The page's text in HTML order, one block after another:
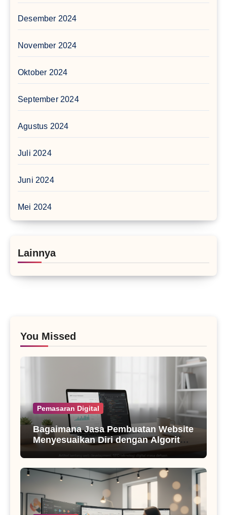
Desember 2024
November 2024
Oktober 2024
September 2024
Agustus 2024
Juli 2024
Juni 2024
Mei 2024
Lainnya
You Missed
Pemasaran Digital
Bagaimana Jasa Pembuatan Website
Menyesuaikan Diri dengan Algoritma
SEO Masa Kini